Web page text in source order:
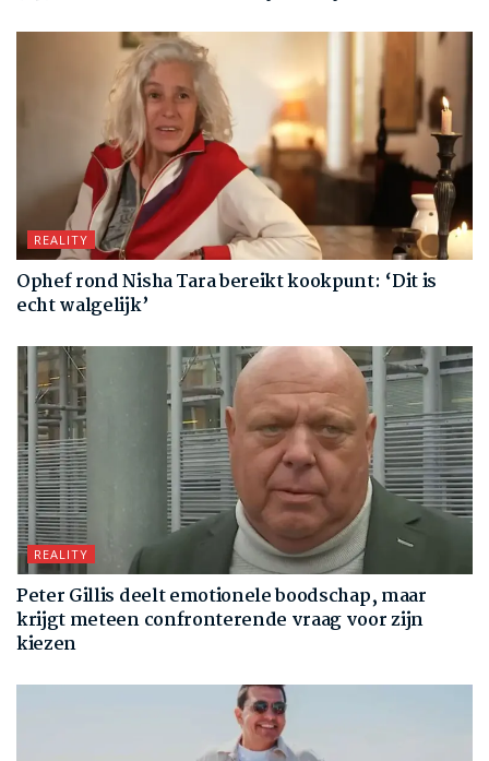
REALITY
Ophef rond Nisha Tara bereikt kookpunt: ‘Dit is
echt walgelijk’
REALITY
Peter Gillis deelt emotionele boodschap, maar
krijgt meteen confronterende vraag voor zijn
kiezen